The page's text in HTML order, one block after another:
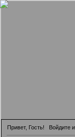
Привет, Гость! Войдите